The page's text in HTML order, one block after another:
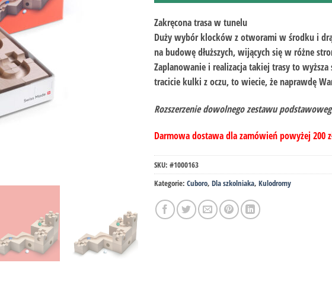
Zakręcona trasa w tunelu
Duży wybór klocków z otworami w środku i
na budowę dłuższych, wijących się w różne
Zaplanowanie i realizacja takiej trasy to wyższa
tracicie kulki z oczu, to wiecie, że naprawdę
Rozszerzenie dowolnego zestawu
Darmowa dostawa dla zamówień powyżej 200
SKU: #1000163
Kategorie: Cuboro, Dla szkolniaka, Kulodromy